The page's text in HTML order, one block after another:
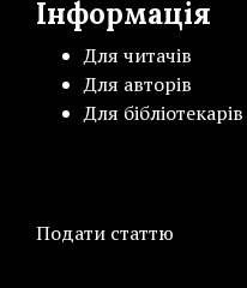
Інформація
Для читачів
Для авторів
Для бібліотекарів
Подати статтю